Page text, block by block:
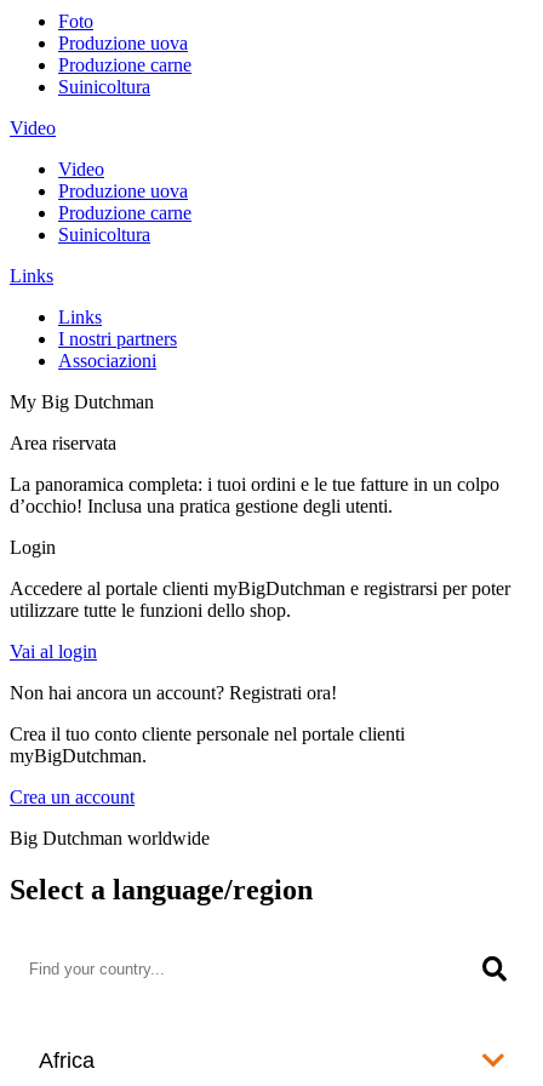
Foto
Produzione uova
Produzione carne
Suinicoltura
Video
Video
Produzione uova
Produzione carne
Suinicoltura
Links
Links
I nostri partners
Associazioni
My Big Dutchman
Area riservata
La panoramica completa: i tuoi ordini e le tue fatture in un colpo
d’occhio! Inclusa una pratica gestione degli utenti.
Login
Accedere al portale clienti myBigDutchman e registrarsi per poter
utilizzare tutte le funzioni dello shop.
Vai al login
Non hai ancora un account? Registrati ora!
Crea il tuo conto cliente personale nel portale clienti
myBigDutchman.
Crea un account
Big Dutchman worldwide
Select a language/region
Africa